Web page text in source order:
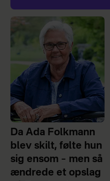
Da Ada Folkmann
blev skilt, følte hun
sig ensom – men så
ændrede et opslag